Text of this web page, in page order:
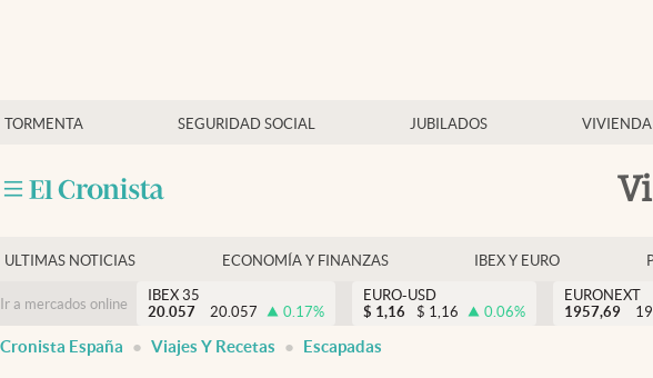
TORMENTA SEGURIDAD SOCIAL JUBILADOS VIVIENDA
Economía y finanzas
Criptomonedas
ULTIMAS NOTICIAS ECONOMÍA Y FINANZAS IBEX Y EURO
Ir a mercados online
IBEX 35
20.057
20.057 0.17%
EURO-USD
$ 1,16 $ 1,16 0.06%
EURONEXT
1957,69
Cronista España Viajes Y Recetas Escapadas